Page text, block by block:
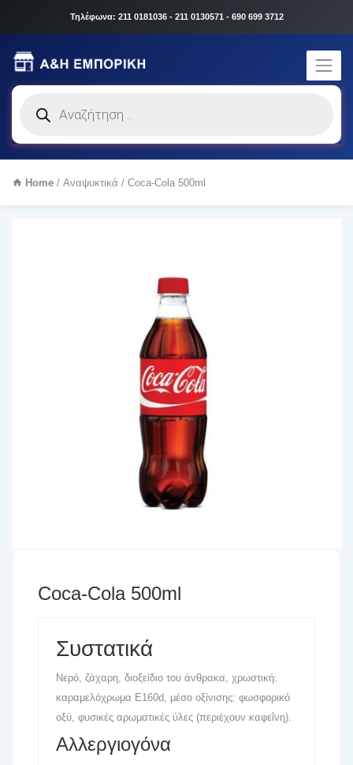
Τηλέφωνα: 211 0181036 - 211 0130571 - 690 699 3712
search
Home / Αναψυκτικά / Coca-Cola 500ml
Coca-Cola 500ml
Συστατικά
Νερό, ζάχαρη, διοξείδιο του άνθρακα, χρωστική:
καραμελόχρωμα Ε160d, μέσο οξίνισης: φωσφορικό
οξύ, φυσικές αρωματικές ύλες (περιέχουν καφεΐνη).
Αλλεργιογόνα